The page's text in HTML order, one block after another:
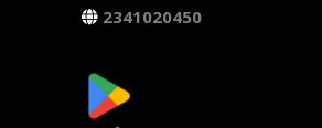
2341020450